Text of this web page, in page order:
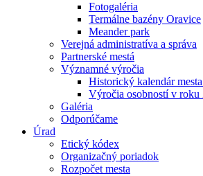
Fotogaléria
Termálne bazény Oravice
Meander park
Verejná administratíva a správa
Partnerské mestá
Významné výročia
Historický kalendár
Výročia osobností v roku
Galéria
Odporúčame
Úrad
Etický kódex
Organizačný poriadok
Rozpočet mesta